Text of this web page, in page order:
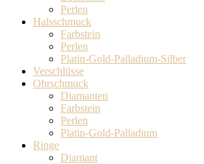
Perlen
Halsschmuck
Farbstein
Perlen
Platin-Gold-Palladium-Silber
Verschlüsse
Ohrschmuck
Diamanten
Farbstein
Perlen
Platin-Gold-Palladium
Ringe
Diamant